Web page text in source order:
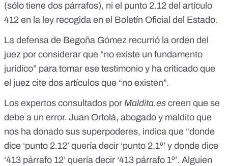
(sólo tiene dos párrafos), ni el punto 2.12 del artículo
412 en la ley recogida en el Boletín Oficial del Estado.
La defensa de Begoña Gómez recurrió la orden del
juez por considerar que “no existe un fundamento
jurídico” para tomar ese testimonio y ha criticado que
el juez cite dos artículos que “no existen”.
Los expertos consultados por Maldita.es creen que se
debe a un error. Juan Ortolá, abogado y maldito que
nos ha donado sus superpoderes, indica que “donde
dice ‘punto 2.12’ quería decir ‘punto 2.1º’ y donde dice
‘413 párrafo 12’ quería decir ‘413 párrafo 1º’. Alguien